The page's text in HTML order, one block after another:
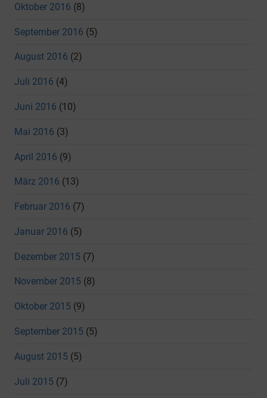
Oktober 2016 (8)
September 2016 (5)
August 2016 (2)
Juli 2016 (4)
Juni 2016 (10)
Mai 2016 (3)
April 2016 (9)
März 2016 (13)
Februar 2016 (7)
Januar 2016 (5)
Dezember 2015 (7)
November 2015 (8)
Oktober 2015 (9)
September 2015 (5)
August 2015 (5)
Juli 2015 (7)